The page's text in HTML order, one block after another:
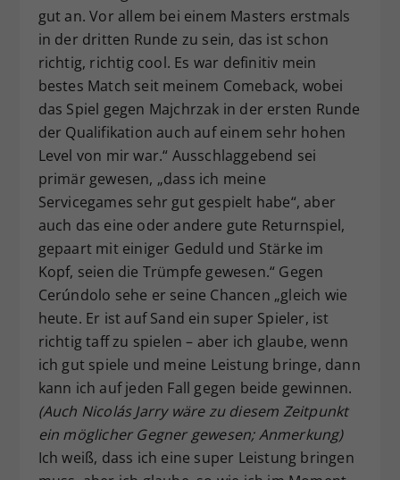
gut an. Vor allem bei einem Masters erstmals
in der dritten Runde zu sein, das ist schon
richtig, richtig cool. Es war definitiv mein
bestes Match seit meinem Comeback, wobei
das Spiel gegen Majchrzak in der ersten Runde
der Qualifikation auch auf einem sehr hohen
Level von mir war.“ Ausschlaggebend sei
primär gewesen, „dass ich meine
Servicegames sehr gut gespielt habe“, aber
auch das eine oder andere gute Returnspiel,
gepaart mit einiger Geduld und Stärke im
Kopf, seien die Trümpfe gewesen.“ Gegen
Cerúndolo sehe er seine Chancen „gleich wie
heute. Er ist auf Sand ein super Spieler, ist
richtig taff zu spielen – aber ich glaube, wenn
ich gut spiele und meine Leistung bringe, dann
kann ich auf jeden Fall gegen beide gewinnen.
(Auch Nicolás Jarry wäre zu diesem Zeitpunkt
ein möglicher Gegner gewesen; Anmerkung)
Ich weiß, dass ich eine super Leistung bringen